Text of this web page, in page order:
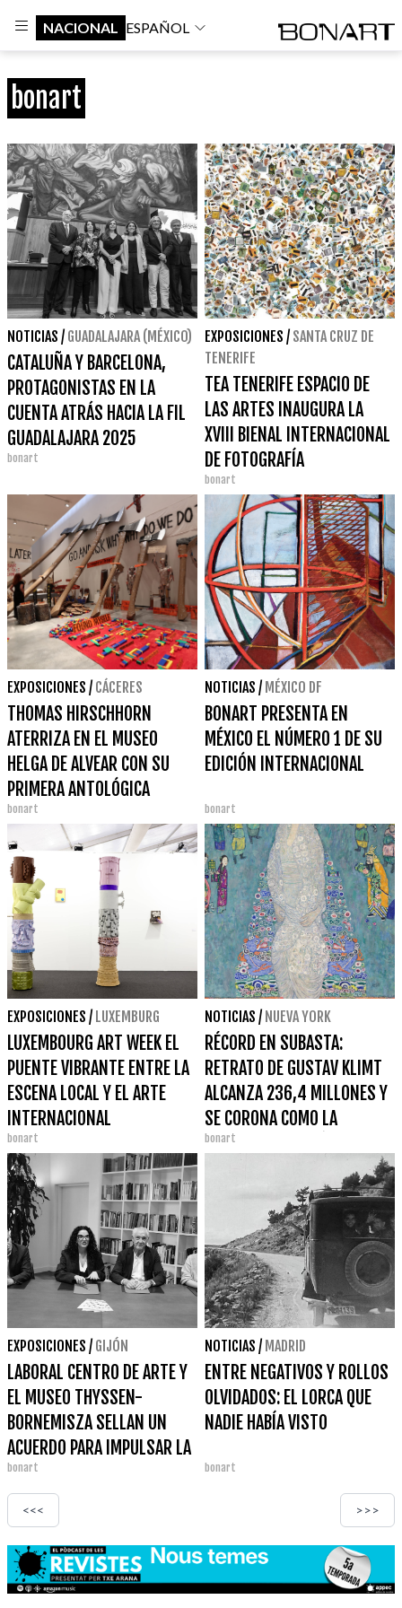
NACIONAL ESPAÑOL
bonart
NOTICIAS / GUADALAJARA (MÉXICO)
CATALUÑA Y BARCELONA,
PROTAGONISTAS EN LA
CUENTA ATRÁS HACIA LA FIL
GUADALAJARA 2025
bonart
EXPOSICIONES / SANTA CRUZ DE
TENERIFE
TEA TENERIFE ESPACIO DE
LAS ARTES INAUGURA LA
XVIII BIENAL INTERNACIONAL
DE FOTOGRAFÍA
FOTONOVIEMBRE
bonart
EXPOSICIONES / CÁCERES
THOMAS HIRSCHHORN
ATERRIZA EN EL MUSEO
HELGA DE ALVEAR CON SU
PRIMERA ANTOLÓGICA
EUROPEA EN 20 AÑOS
bonart
NOTICIAS / MÉXICO DF
BONART PRESENTA EN
MÉXICO EL NÚMERO 1 DE SU
EDICIÓN INTERNACIONAL
bonart
EXPOSICIONES / LUXEMBURG
LUXEMBOURG ART WEEK EL
PUENTE VIBRANTE ENTRE LA
ESCENA LOCAL Y EL ARTE
INTERNACIONAL
bonart
NOTICIAS / NUEVA YORK
RÉCORD EN SUBASTA:
RETRATO DE GUSTAV KLIMT
ALCANZA 236,4 MILLONES Y
SE CORONA COMO LA
SEGUNDA OBRA MÁS CARA DE
bonart
EXPOSICIONES / GIJÓN
LABORAL CENTRO DE ARTE Y
EL MUSEO THYSSEN-
BORNEMISZA SELLAN UN
ACUERDO PARA IMPULSAR LA
PRESENCIA DE ARTISTAS
ASTURIANAS EN MADRID
bonart
NOTICIAS / MADRID
ENTRE NEGATIVOS Y ROLLOS
OLVIDADOS: EL LORCA QUE
NADIE HABÍA VISTO
bonart
<<< >>>